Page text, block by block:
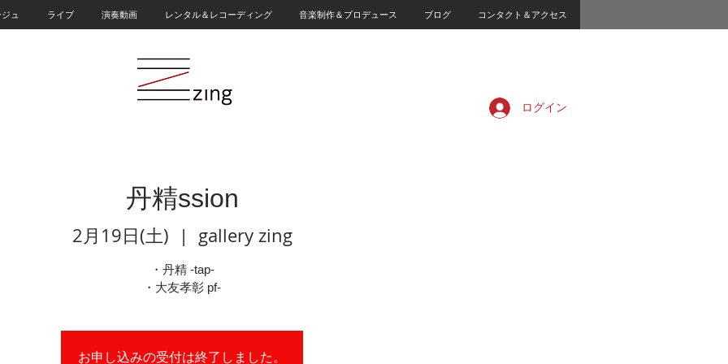
ュ ライブ 演奏動画 レンタル＆レコーディング 音楽制作＆プロデュース ブログ コンタクト＆アクセス
ログイン
丹精ssion
2月19日(土)
  |
gallery zing
・丹精 -tap-
・大友孝彰 pf-
お申し込みの受付は終了しました。